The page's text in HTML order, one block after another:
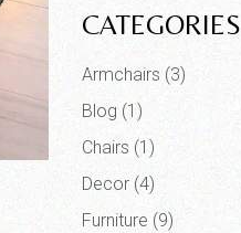
CATEGORIES
Armchairs (3)
Blog (1)
Chairs (1)
Decor(4)
Furniture (9)